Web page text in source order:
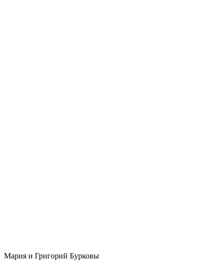
Мария и Григорий Бурковы